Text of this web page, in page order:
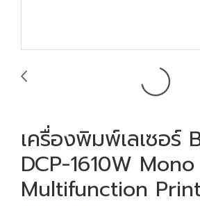
เครื่องพิมพ์เลเซอร์
DCP-1610W
Multifunction